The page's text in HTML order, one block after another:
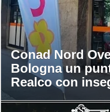
Conad Nord
Bologna un
Realco con